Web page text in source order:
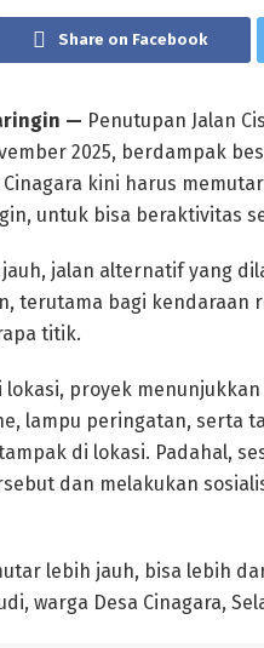
Share on Facebook
— Penutupan Jalan
2025, berdampak
kini harus
untuk bisa beraktivitas
jalan alternatif yang
terutama bagi kendaraan
titik.
lokasi, proyek
lampu peringatan, serta
di lokasi. Padahal,
dan melakukan
lebih jauh, bisa lebih
warga Desa Cinagara,